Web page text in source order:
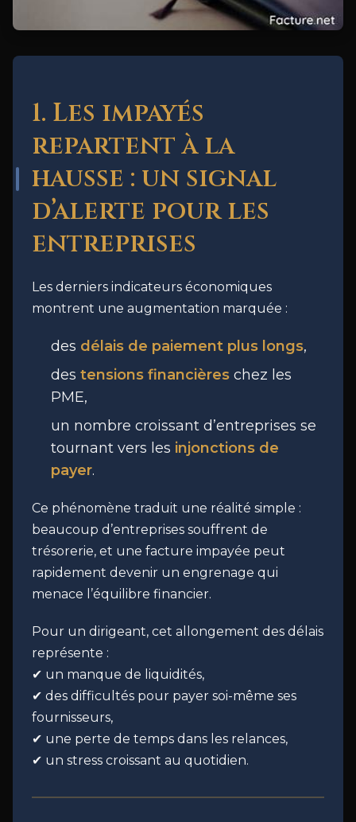
1. Les impayés
repartent à la
hausse : un signal
d’alerte pour les
entreprises
Les derniers indicateurs économiques
montrent une augmentation marquée :
des délais de paiement plus longs,
des tensions financières chez les
PME,
un nombre croissant d’entreprises se
tournant vers les injonctions de
payer.
Ce phénomène traduit une réalité simple :
beaucoup d’entreprises souffrent de
trésorerie, et une facture impayée peut
rapidement devenir un engrenage qui
menace l’équilibre financier.
Pour un dirigeant, cet allongement des délais
représente :
✔ un manque de liquidités,
✔ des difficultés pour payer soi-même ses
fournisseurs,
✔ une perte de temps dans les relances,
✔ un stress croissant au quotidien.